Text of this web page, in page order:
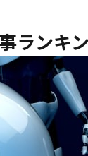
ランキ